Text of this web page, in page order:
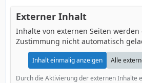
Externer Inhalt
Inhalte von externen Seiten
Zustimmung nicht automatisch
Inhalt einmalig anzeigen Alle
Durch die Aktivierung der externen Inhalte